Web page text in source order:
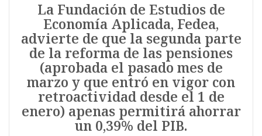
La Fundación de Estudios de
Economía Aplicada, Fedea,
advierte de que la segunda parte
de la reforma de las pensiones
(aprobada el pasado mes de
marzo y que entró en vigor con
retroactividad desde el 1 de
enero) apenas permitirá ahorrar
un 0,39% del PIB.